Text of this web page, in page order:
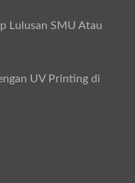
Lulusan SMU Atau
UV Printing di